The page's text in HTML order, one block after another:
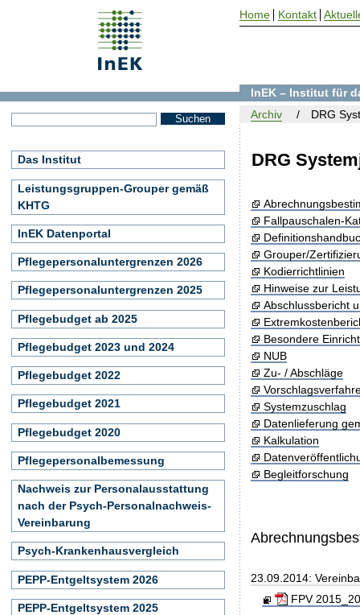
DRG
Fallpauschalen-
Grouper/
Kodierrichtlinien
Hinweise zur
Abschlussbericht
Besondere
NUB
Zu- / Abschläge
Systemzuschlag
Datenlieferung
Kalkulation
Begleitforschung
23.09.2014:
FPV
InEK – Institut für
Archiv
DRG
Das Institut
Leistungsgruppen-Grouper gemäß
KHTG
InEK Datenportal
Pflegepersonaluntergrenzen 2026
Pflegepersonaluntergrenzen 2025
Pflegebudget ab 2025
Pflegebudget 2023 und 2024
Pflegebudget 2022
Pflegebudget 2021
Pflegebudget 2020
Pflegepersonalbemessung
Nachweis zur Personalausstattung
nach der Psych-Personalnachweis-
Vereinbarung
Psych-Krankenhausvergleich
PEPP-Entgeltsystem 2026
PEPP-Entgeltsystem 2025
Home Kontakt